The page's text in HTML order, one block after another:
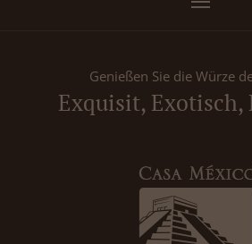
Genießen Sie die Würze
Exquisit, Exotisch,